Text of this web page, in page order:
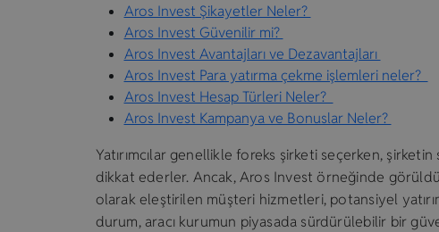
Aros Invest Şikayetler Neler?
Aros Invest Güvenilir mi?
Aros Invest Avantajları ve Dezavantajları
Aros Invest Para yatırma çekme işlemleri neler?
Aros Invest Hesap Türleri Neler?
Aros Invest Kampanya ve Bonuslar Neler?
Yatırımcılar genellikle foreks şirketi seçerken,
dikkat ederler. Ancak, Aros Invest örneğinde
olarak eleştirilen müşteri hizmetleri, potansiyel
durum, aracı kurumun piyasada sürdürülebilir bir